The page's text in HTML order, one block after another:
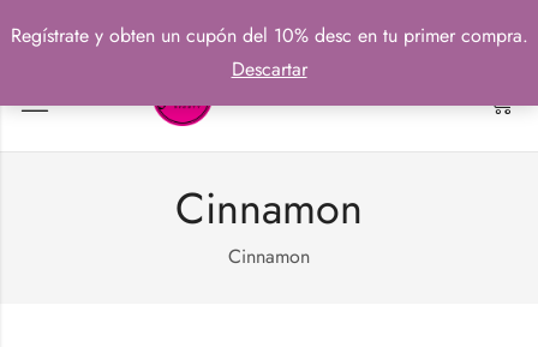
Cinnamon
Cinnamon
Regístrate y obten un cupón del 10% desc en tu primer compra.
Descartar